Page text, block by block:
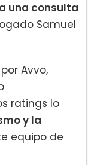
una consulta
Samuel
Avvo,
ratings lo
y la
equipo de